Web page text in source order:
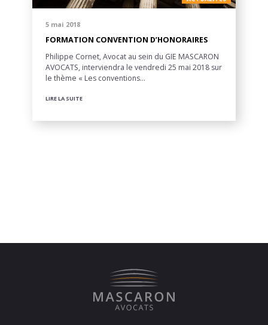
5 mai 2018
FORMATION CONVENTION D’HONORAIRES
Philippe Cornet, Avocat au sein du GIE MASCARON
AVOCATS, interviendra le vendredi 25 mai 2018 sur
le thème « Les conventions…
LIRE LA SUITE